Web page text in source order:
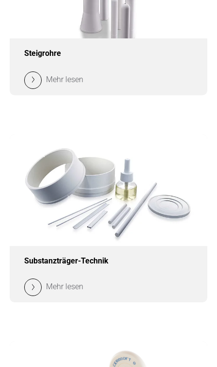
Steigrohre
Mehr lesen
Substanzträger-Technik
Mehr lesen